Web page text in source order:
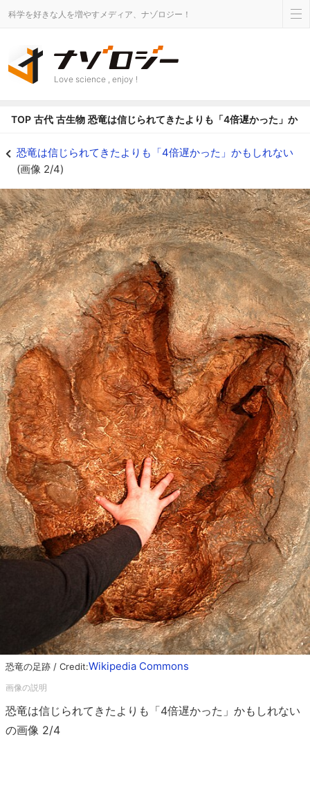
科学を好きな人を増やすメディア、ナゾロジー！
Love science , enjoy !
TOP 古代 古生物 恐竜は信じられてきたよりも「4倍遅かった」かも
恐竜は信じられてきたよりも「4倍遅かった」かもしれない
(画像 2/4)
恐竜の足跡 / Credit:Wikipedia Commons
恐竜は信じられてきたよりも「4倍遅かった」かもしれない
の画像 2/4